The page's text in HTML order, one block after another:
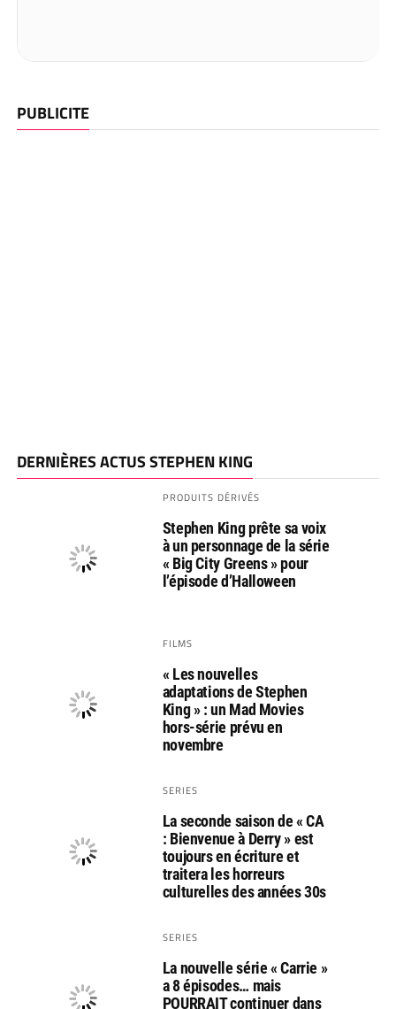
PUBLICITE
DERNIÈRES ACTUS STEPHEN KING
PRODUITS DÉRIVÉS
Stephen King prête sa voix
à un personnage de la série
« Big City Greens » pour
l’épisode d’Halloween
FILMS
« Les nouvelles
adaptations de Stephen
King » : un Mad Movies
hors-série prévu en
novembre
SERIES
La seconde saison de « CA
: Bienvenue à Derry » est
toujours en écriture et
traitera les horreurs
culturelles des années 30s
SERIES
La nouvelle série « Carrie »
a 8 épisodes… mais
POURRAIT continuer dans